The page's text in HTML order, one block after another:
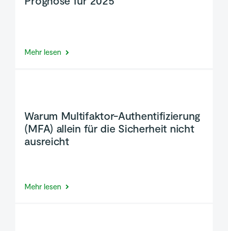
Mehr lesen
Warum Multifaktor-Authentifizierung
(MFA) allein für die Sicherheit nicht
ausreicht
Mehr lesen